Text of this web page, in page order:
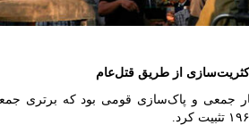
از طریق قتل‌عام
جمعی و پاک‌سازی قومی بود که برتری